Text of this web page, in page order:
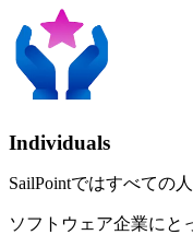
Individuals
SailPointではすべての
ソフトウェア企業にと